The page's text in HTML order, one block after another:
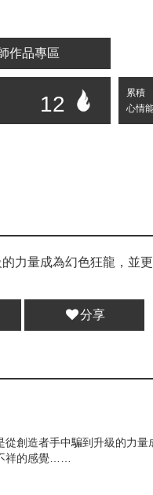
作品專區
12
累積
心情
力量成為幻色狂龍，並
分享 : 分享
創造者手中騙到升級的力
祥的感覺……